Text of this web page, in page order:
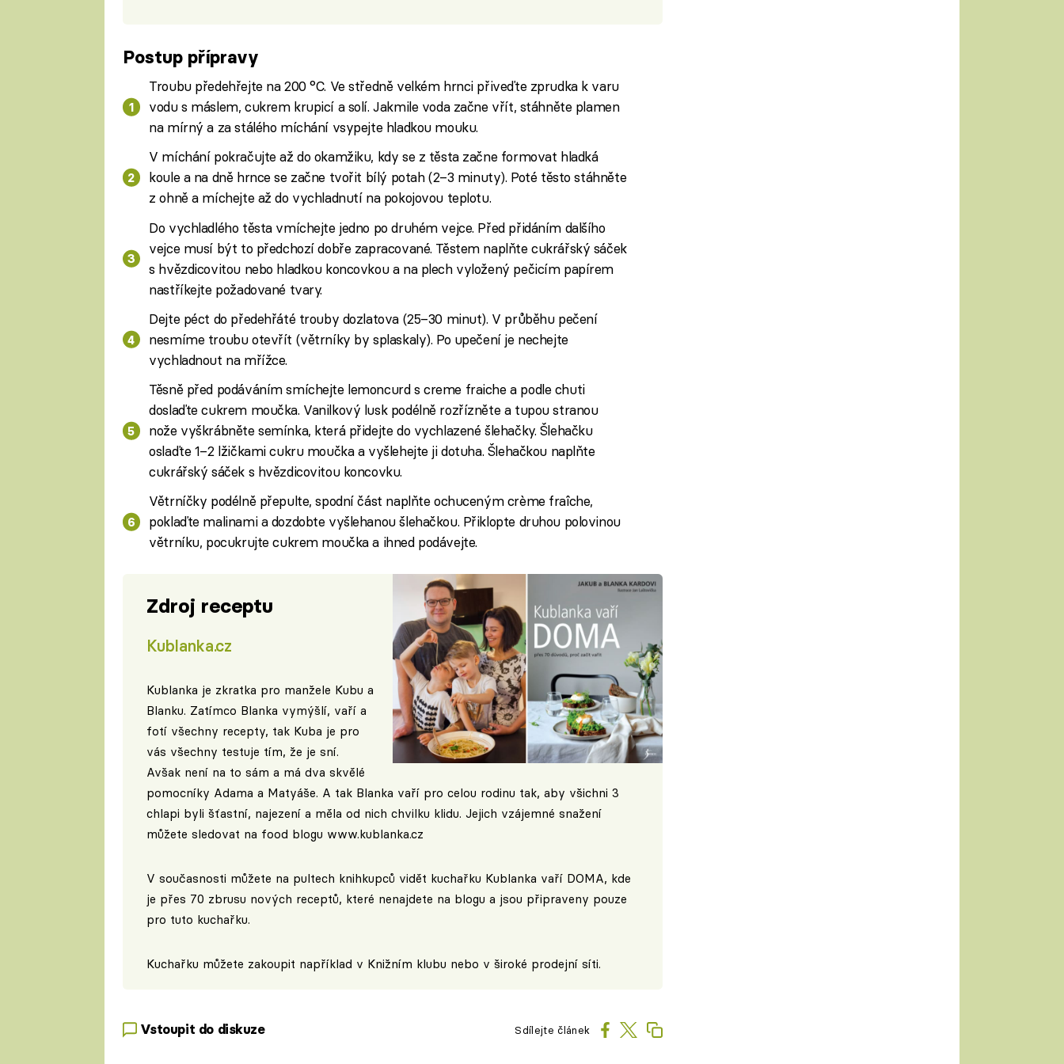
Postup přípravy
Troubu předehřejte na 200 °C. Ve středně velkém hrnci přiveďte zprudka k varu
vodu s máslem, cukrem krupicí a solí. Jakmile voda začne vřít, stáhněte plamen
na mírný a za stálého míchání vsypejte hladkou mouku.
V míchání pokračujte až do okamžiku, kdy se z těsta začne formovat hladká
koule a na dně hrnce se začne tvořit bílý potah (2–3 minuty). Poté těsto stáhněte
z ohně a míchejte až do vychladnutí na pokojovou teplotu.
Do vychladlého těsta vmíchejte jedno po druhém vejce. Před přidáním dalšího
vejce musí být to předchozí dobře zapracované. Těstem naplňte cukrářský sáček
s hvězdicovitou nebo hladkou koncovkou a na plech vyložený pečicím papírem
nastříkejte požadované tvary.
Dejte péct do předehřáté trouby dozlatova (25–30 minut). V průběhu pečení
nesmíme troubu otevřít (větrníky by splaskaly). Po upečení je nechejte
vychladnout na mřížce.
Těsně před podáváním smíchejte lemoncurd s creme fraiche a podle chuti
doslaďte cukrem moučka. Vanilkový lusk podélně rozřízněte a tupou stranou
nože vyškrábněte semínka, která přidejte do vychlazené šlehačky. Šlehačku
oslaďte 1–2 lžičkami cukru moučka a vyšlehejte ji dotuha. Šlehačkou naplňte
cukrářský sáček s hvězdicovitou koncovku.
Větrníčky podélně přepulte, spodní část naplňte ochuceným crème fraîche,
poklaďte malinami a dozdobte vyšlehanou šlehačkou. Přiklopte druhou polovinou
větrníku, pocukrujte cukrem moučka a ihned podávejte.
Zdroj receptu
Kublanka.cz
Kublanka je zkratka pro manžele Kubu a
Blanku. Zatímco Blanka vymýšlí, vaří a
fotí všechny recepty, tak Kuba je pro
vás všechny testuje tím, že je sní.
Avšak není na to sám a má dva skvělé
pomocníky Adama a Matyáše. A tak Blanka vaří pro celou rodinu tak, aby všichni 3
chlapi byli šťastní, najezení a měla od nich chvilku klidu. Jejich vzájemné snažení
můžete sledovat na food blogu www.kublanka.cz
V současnosti můžete na pultech knihkupců vidět kuchařku Kublanka vaří DOMA, kde
je přes 70 zbrusu nových receptů, které nenajdete na blogu a jsou připraveny pouze
pro tuto kuchařku.
Kuchařku můžete zakoupit například v Knižním klubu nebo v široké prodejní síti.
Vstoupit do diskuze Sdílejte článek